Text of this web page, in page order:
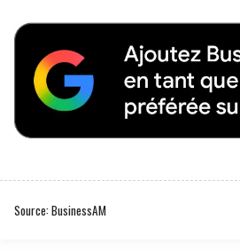
Source: BusinessAM